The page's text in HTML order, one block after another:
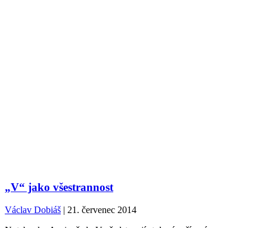
„V“ jako všestrannost
Václav Dobiáš | 21. červenec 2014